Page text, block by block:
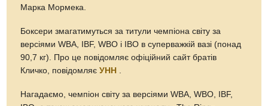
Марка Мормека.
Боксери змагатимуться за титули чемпіона світу за
версіями WBA, IBF, WBO і IBO в суперважкій вазі (понад
90,7 кг). Про це повідомляє офіційний сайт братів
Кличко, повідомляєУНН
Нагадаємо, чемпіон світу за версіями WBA, WBO, IBF,